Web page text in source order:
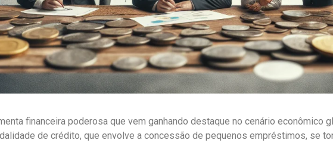
financeira poderosa que vem ganhando destaque no cenário econômico
de crédito, que envolve a concessão de pequenos empréstimos, se